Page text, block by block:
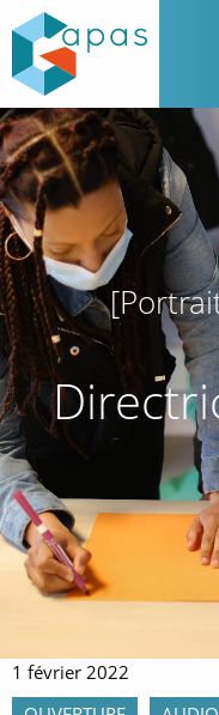
1 février 2022